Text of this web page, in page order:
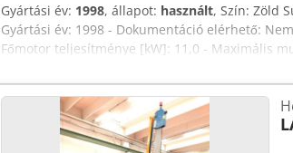
Gyártási év: 1998, állapot: használt, Szín: Zöld
Gyártási év: 1998 - Dokumentáció elérhető:
Főmotor teljesítménye [kW]: 11,0 - Maximális
magassága [mm]: 2500 - Működtetés:
32 - Teljesítmény [kW]: 11,0 - Szállítási
súly [kg]: 250 kg - Szállítási csomagok [db]: 1
ár áfát nem tartalmaz. ÁFA/különadó: ÁFA
beszámítása bármikor lehetséges az ipari